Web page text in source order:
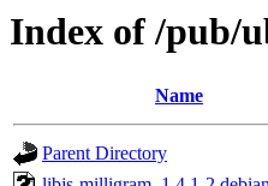
Index of /pub/
Name
Parent Directory